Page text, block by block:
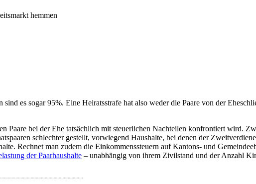
hemmen
es sogar 95%. Eine Heiratsstrafe hat also weder die Paare von der
Paare bei der Ehe tatsächlich mit steuerlichen Nachteilen konfrontiert wird.
schlechter gestellt, vorwiegend Haushalte, bei denen der
Rechnet man zudem die Einkommenssteuern auf Kantons- und
der Paarhaushalte – unabhängig von ihrem Zivilstand und der Anzahl